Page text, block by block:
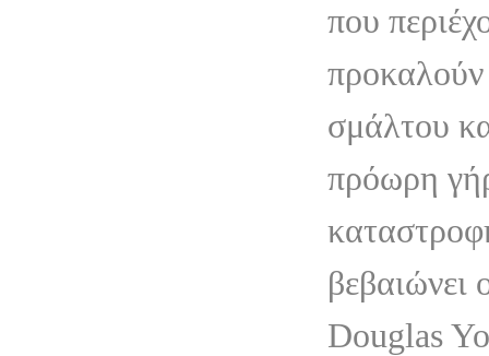
που
σμάλτου
πρόωρη
βεβαιώνει
Douglas